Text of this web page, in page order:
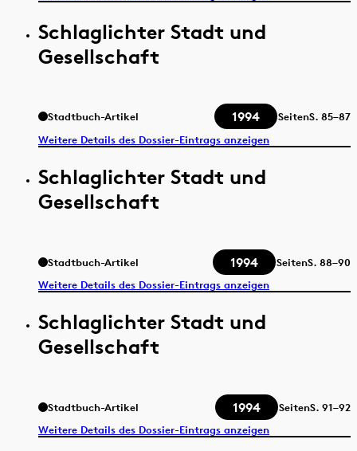
Schlaglichter Stadt und
Gesellschaft
Stadtbuch-Artikel 1994 SeitenS. 85–87
Weitere Details des Dossier-Eintrags anzeigen
Schlaglichter Stadt und
Gesellschaft
Stadtbuch-Artikel 1994 SeitenS. 88–90
Weitere Details des Dossier-Eintrags anzeigen
Schlaglichter Stadt und
Gesellschaft
Stadtbuch-Artikel 1994 SeitenS. 91–92
Weitere Details des Dossier-Eintrags anzeigen